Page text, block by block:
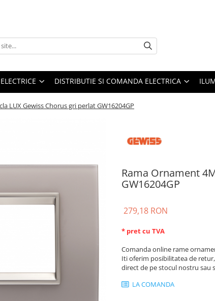
DISTRIBUTIE SI COMANDA ELECTRICA
LUX Gewiss Chorus gri perlat GW16204GP
Rama Ornament
GW16204GP
279,18 RON
* pret cu TVA
Comanda online rame
Iti oferim posibilitatea de
direct de pe stocul nostru sau
LA COMANDA